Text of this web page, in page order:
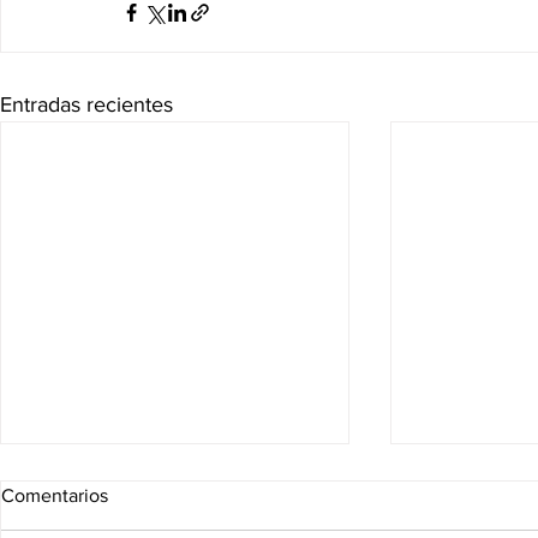
Entradas recientes
Comentarios